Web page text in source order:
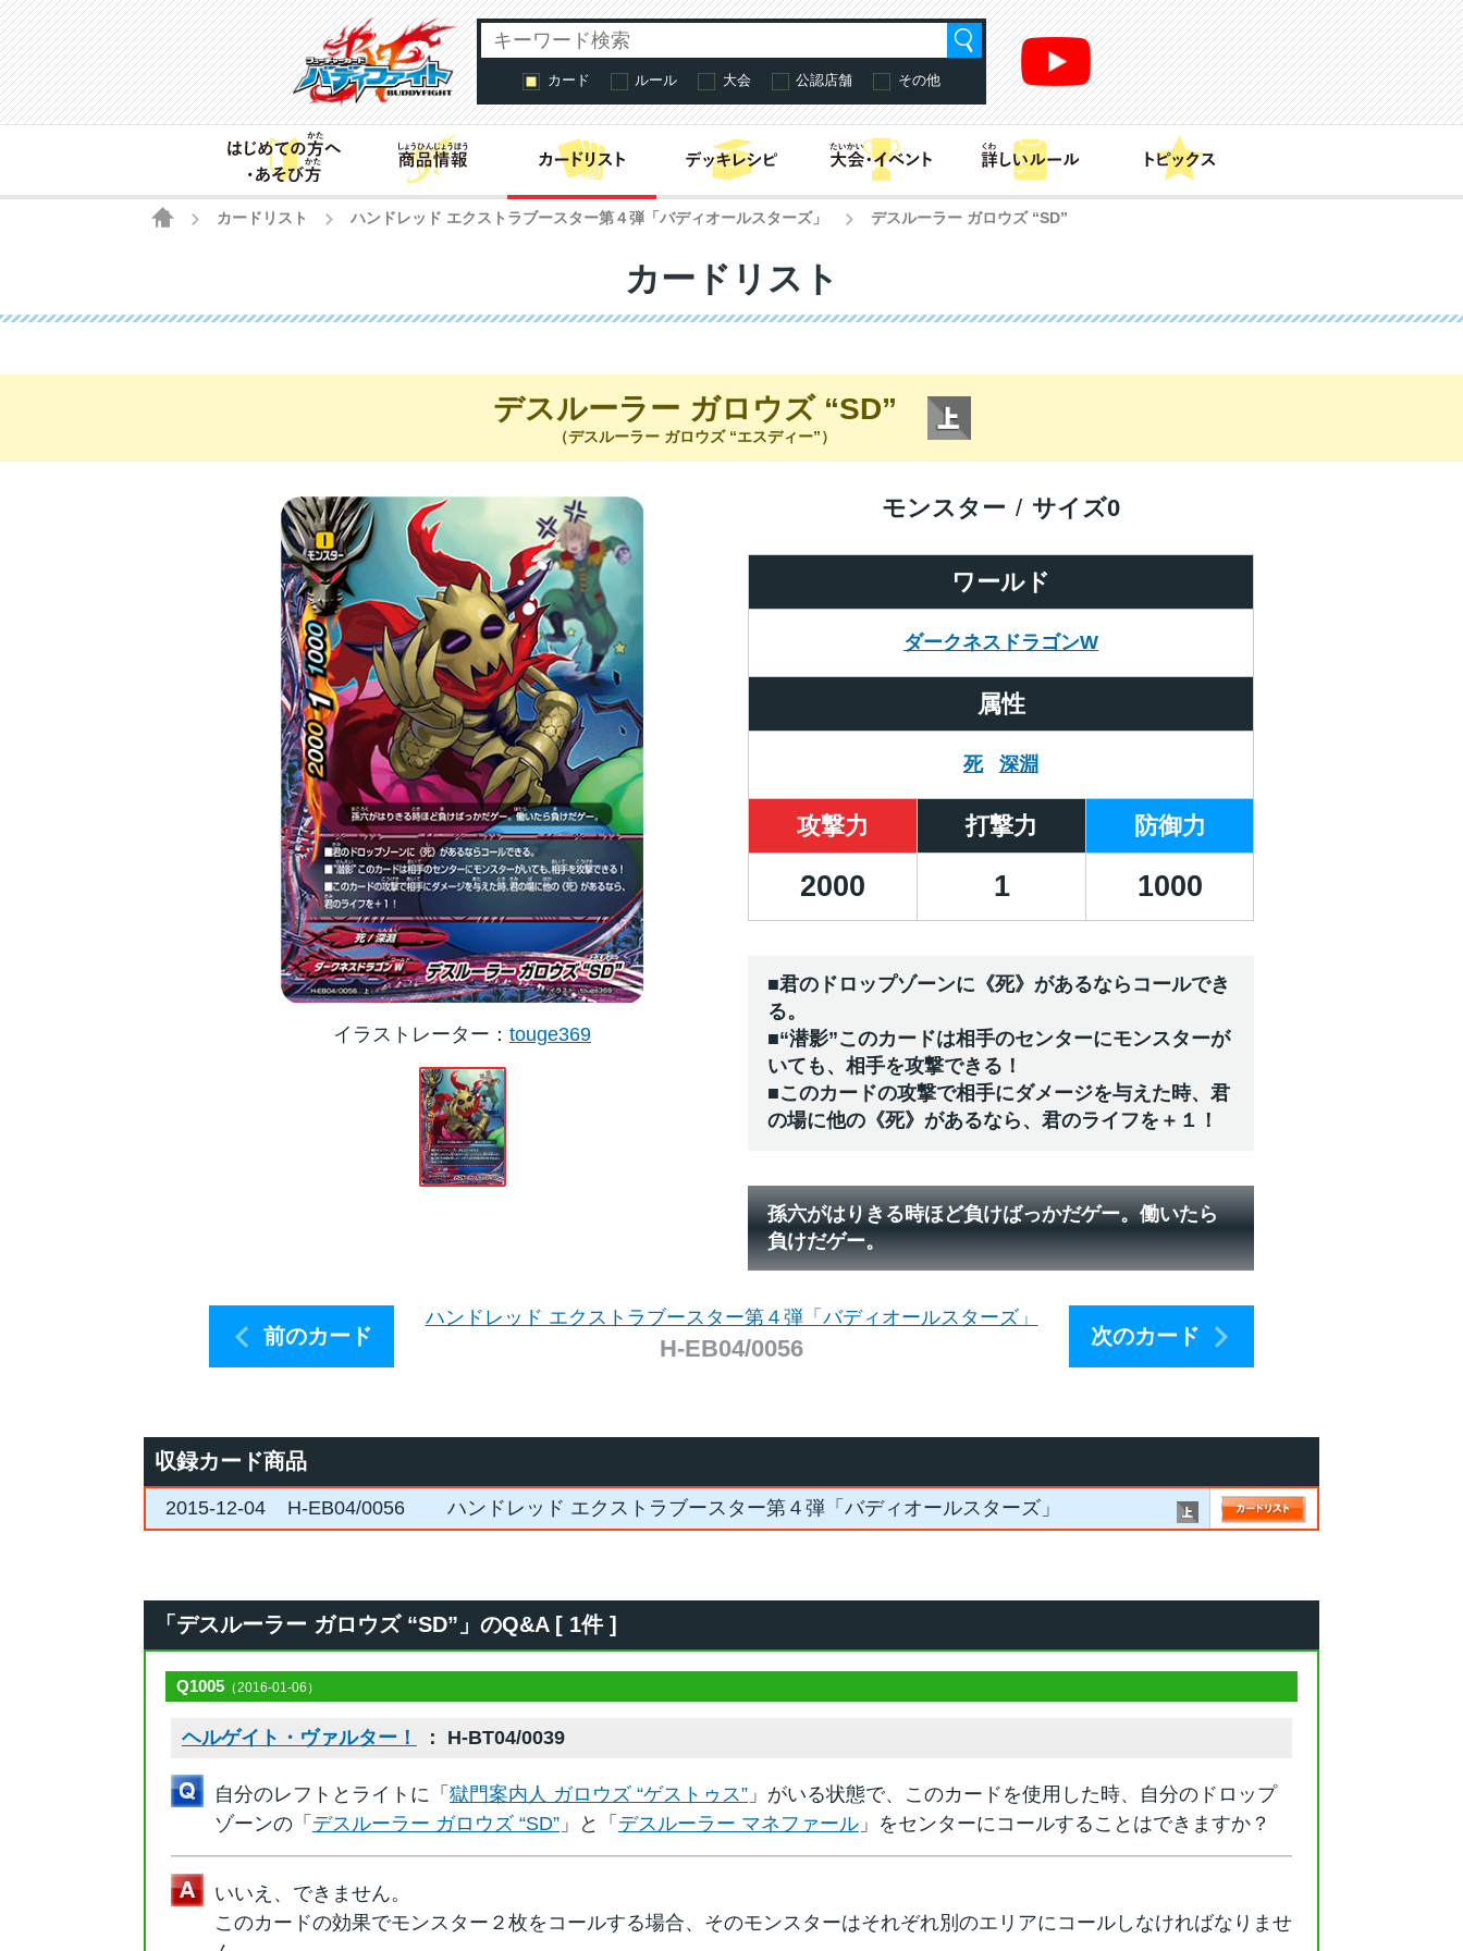
カード ルール 大会 公認店舗 その他
はじめての方へ・あそび方商品情報 カードリスト
HOME
カードリスト ハンドレッド エクストラブースター第４弾「バディオールスターズ」 デスルーラー ガロウズ “SD”
カードリスト
デスルーラー ガロウズ “SD”
（デスルーラー ガロウズ “エスディー”）
イラストレーター touge369
ワールド
ダークネスドラゴンW
モンスター サイズ0
属性
死 深淵
攻撃力 打撃力 防御力
2000 1 1000
■君のドロップゾーンに《死》があるならコールでき
る。
■“潜影”このカードは相手のセンターにモンスターが
いても、相手を攻撃できる！
■このカードの攻撃で相手にダメージを与えた時、君
の場に他の《死》があるなら、君のライフを＋１！
孫六がはりきる時ほど負けばっかだゲー。働いたら
負けだゲー。
前のカード
ハンドレッド エクストラブースター第４弾「バディオールスターズ」
H-EB04/0056 次のカード
収録カード商品
2015-12-04 H-EB04/0056 ハンドレッド エクストラブースター第４弾「バディオールスターズ」
「デスルーラー ガロウズ “SD”」のQ&A [ 1件 ]
Q1005 （2016-01-06）
ヘルゲイト・ヴァルター！ ： H-BT04/0039
自分のレフトとライトに「 獄門案内人 ガロウズ “ゲストゥス” 」がいる状態で、このカードを使用した時、自分のドロップ
ゾーンの「 デスルーラー ガロウズ “SD” 」と「 デスルーラー マネファール 」をセンターにコールすることはできますか？
いいえ、できません。
このカードの効果でモンスター２枚をコールする場合、そのモンスターはそれぞれ別のエリアにコールしなければなりませ